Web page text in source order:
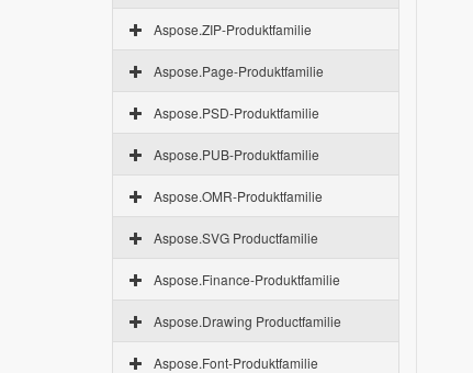
Aspose.ZIP-Produktfamilie
Aspose.Page-Produktfamilie
Aspose.PSD-Produktfamilie
Aspose.PUB-Produktfamilie
Aspose.OMR-Produktfamilie
Aspose.SVG Productfamilie
Aspose.Finance-Produktfamilie
Aspose.Drawing Productfamilie
Aspose.Font-Produktfamilie